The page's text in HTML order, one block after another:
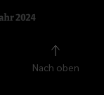
Nach oben